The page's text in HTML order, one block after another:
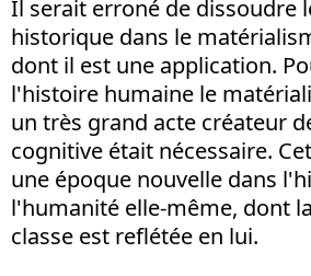
Il serait erroné de dissoudre
historique dans le
dont il est une application.
l'histoire humaine le
un très grand acte créateur
cognitive était nécessaire.
une époque nouvelle dans
l'humanité elle-même, dont
classe est reflétée en lui.